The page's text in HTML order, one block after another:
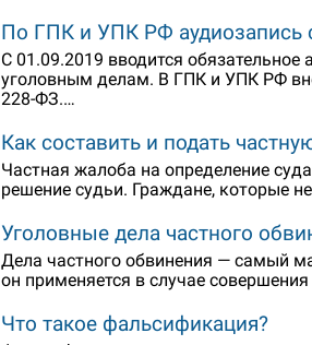
По ГПК и УПК РФ аудиозапись
С 01.09.2019 вводится
уголовным делам. В ГПК и УПК РФ
228-ФЗ.…
Как составить и подать
Частная жалоба на определение
решение судьи. Граждане, которые
Уголовные дела частного
Дела частного обвинения — самый
он применяется в случае
Что такое фальсификация?